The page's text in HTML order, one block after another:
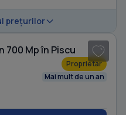
prețurilor
700 Mp în Piscu
Proprietar
Mai mult de un an